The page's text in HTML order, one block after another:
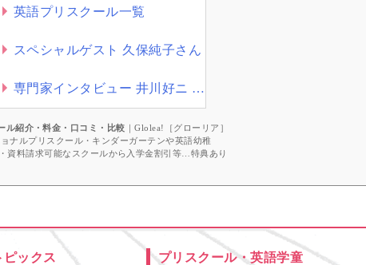
英語プリスクール一覧
スペシャルゲスト 久保純子さん
専門家インタビュー 井川好ニ 教育学博士
ル紹介・料金・口コミ・比較 ｜Glolea!［グローリア］
ナルプリスクール・キンダーガーテンや英語幼稚
資料請求可能なスクールから入学金割引等…特典あり
ピックス プリスクール・英語学童